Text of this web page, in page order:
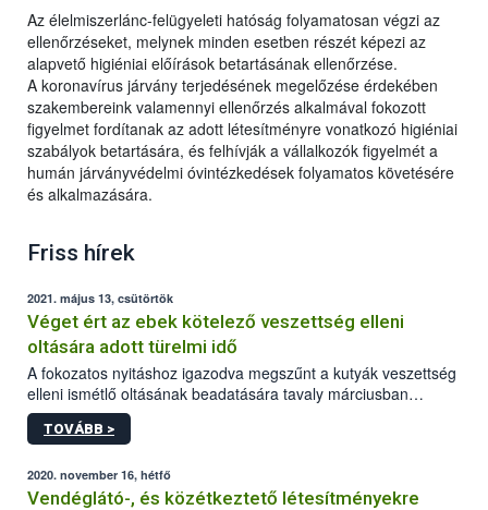
Az élelmiszerlánc-felügyeleti hatóság folyamatosan végzi az
ellenőrzéseket, melynek minden esetben részét képezi az
alapvető higiéniai előírások betartásának ellenőrzése.
A koronavírus járvány terjedésének megelőzése érdekében
szakembereink valamennyi ellenőrzés alkalmával fokozott
figyelmet fordítanak az adott létesítményre vonatkozó higiéniai
szabályok betartására, és felhívják a vállalkozók figyelmét a
humán járványvédelmi óvintézkedések folyamatos követésére
és alkalmazására.
Friss hírek
2021. május 13, csütörtök
Véget ért az ebek kötelező veszettség elleni
oltására adott türelmi idő
A fokozatos nyitáshoz igazodva megszűnt a kutyák veszettség
elleni ismétlő oltásának beadatására tavaly márciusban
elrendelt türelmi idő. A hatóság kéri az érintett kutyatartókat,
hogy lehetőség szerint mielőbb pótolják állatuknál az
TOVÁBB >
2020. november 16, hétfő
Vendéglátó-, és közétkeztető létesítményekre